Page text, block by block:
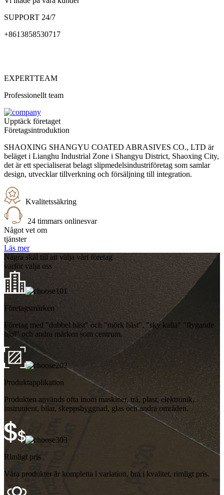
SUPPORT 24/7
+8613858530717
EXPERTTEAM
Professionellt team
Upptäck företaget
Företagsintroduktion
SHAOXING SHANGYU COATED ABRASIVES CO., LTD är
beläget i Lianghu Industrial Zone i Shangyu District, Shaoxing City,
det är ett specialiserat belagt slipmedelsindustriföretag som samlar
design, utvecklar tillverkning och försäljning till integration.
Kvalitetssäkring
24 timmars onlinesvar
Något vet om
tjänster
Läs mer
Några skäl till att välja vårt företag
varför välja oss
01
Företagsmärken
Företag med "dubbel häst" och "mörk häst", "sky källa" "flygande
hjul" och andra märken som centrum.
02
Produktapplikation
Produkten används ofta inom maskiner, trä, plast, elektronik,
instrument, bilar, skeppsbyggnad, glas och andra områden.
03
Rimligt pris
Våra produkter är kompletta i variation, bra i kvalitet, rimligt pris.